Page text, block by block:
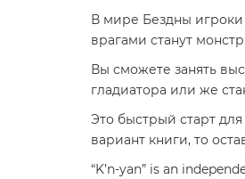
В мире Бездны
врагами станут
Вы сможете занять
гладиатора или же
Это быстрый старт
вариант книги, то
“K’n-yan” is an